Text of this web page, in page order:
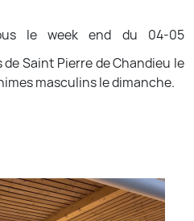
le week end du 04-05
Saint Pierre de Chandieu le
masculins le dimanche.